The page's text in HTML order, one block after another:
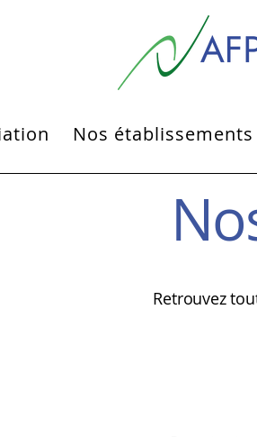
Nos établissements
Retrouvez